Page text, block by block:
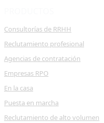
Consultorías de RRHH
Reclutamiento profesional
Agencias de contratación
Empresas RPO
En la casa
Puesta en marcha
Reclutamiento de alto volumen